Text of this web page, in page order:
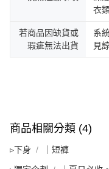
衣
若商品因缺貨或
瑕疵無法出貨
系
見
商品相關分類 (4)
▹下身 ｜短褲